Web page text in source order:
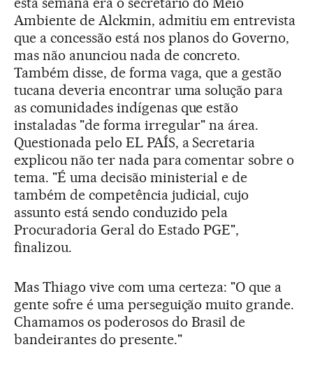
Ambiente de Alckmin, admitiu em entrevista
que a concessão está nos planos do Governo,
mas não anunciou nada de concreto.
Também disse, de forma vaga, que a gestão
tucana deveria encontrar uma solução para
as comunidades indígenas que estão
instaladas "de forma irregular" na área.
Questionada pelo EL PAÍS, a Secretaria
explicou não ter nada para comentar sobre o
tema. "É uma decisão ministerial e de
também de competência judicial, cujo
assunto está sendo conduzido pela
Procuradoria Geral do Estado PGE",
finalizou.
Mas Thiago vive com uma certeza: "O que a
gente sofre é uma perseguição muito grande.
Chamamos os poderosos do Brasil de
bandeirantes do presente."